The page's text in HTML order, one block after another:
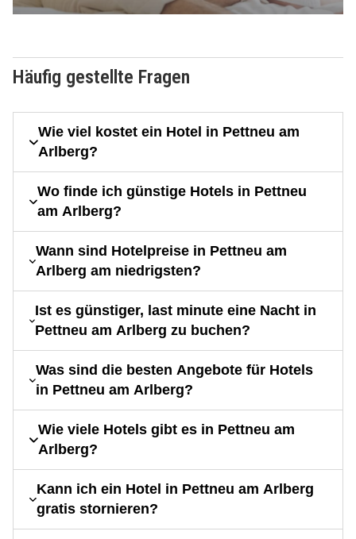
Häufig gestellte Fragen
Wie viel kostet ein Hotel in Pettneu am
Arlberg?
Wo finde ich günstige Hotels in Pettneu
am Arlberg?
Wann sind Hotelpreise in Pettneu am
Arlberg am niedrigsten?
Ist es günstiger, last minute eine Nacht in
Pettneu am Arlberg zu buchen?
Was sind die besten Angebote für Hotels
in Pettneu am Arlberg?
Wie viele Hotels gibt es in Pettneu am
Arlberg?
Kann ich ein Hotel in Pettneu am Arlberg
gratis stornieren?